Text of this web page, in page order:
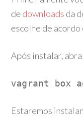
de downloads da
escolhe de acordo
Após instalar,
vagrant box
Estaremos